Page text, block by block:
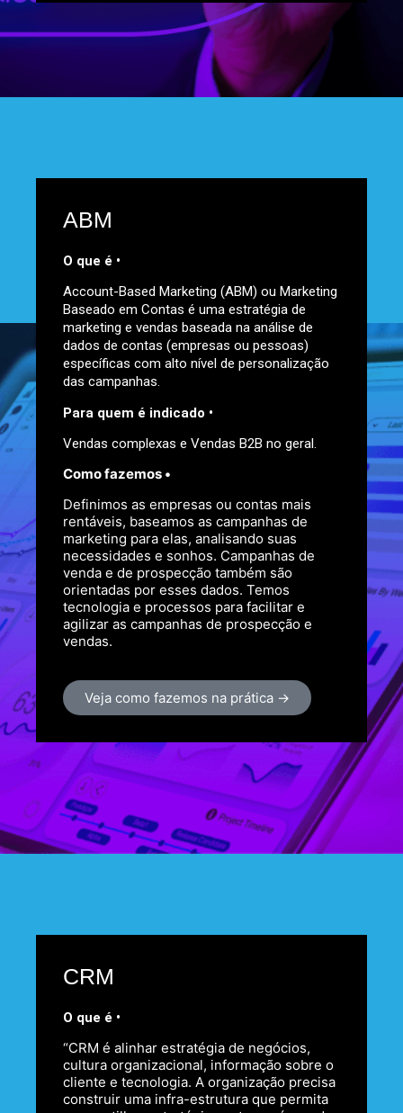
O que podemos fazer pelo seu
negócio?
ABM
O que é •
Account-Based Marketing (ABM) ou Marketing
Baseado em Contas é uma estratégia de
marketing e vendas baseada na análise de
dados de contas (empresas ou pessoas)
específicas com alto nível de personalização
das campanhas.
Para quem é indicado •
Vendas complexas e Vendas B2B no geral.
Como fazemos •
Definimos as empresas ou contas mais
rentáveis, baseamos as campanhas de
marketing para elas, analisando suas
necessidades e sonhos. Campanhas de
venda e de prospecção também são
orientadas por esses dados. Temos
tecnologia e processos para facilitar e
agilizar as campanhas de prospecção e
vendas.
Veja como fazemos na prática →
CRM
O que é •
“CRM é alinhar estratégia de negócios,
cultura organizacional, informação sobre o
cliente e tecnologia. A organização precisa
construir uma infra-estrutura que permita